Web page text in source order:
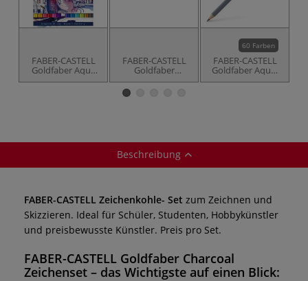
FABER-CASTELL
Goldfaber Aqua
Dual Marker 12er-
FABER-CASTELL
Goldfaber
Grafitstift 1221
60 Farben
FABER-CASTELL
Goldfaber Aqua,
Aquarellstift
Beschreibung
FABER-CASTELL Zeichenkohle- Set zum Zeichnen und
Skizzieren. Ideal für Schüler, Studenten, Hobbykünstler
und preisbewusste Künstler. Preis pro Set.
FABER-CASTELL Goldfaber Charcoal
Zeichenset – das Wichtigste auf einen Blick: